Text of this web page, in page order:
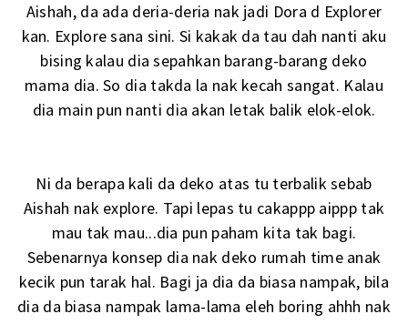
Aishah, da ada deria-deria nak jadi Dora d Explorer
kan. Explore sana sini. Si kakak da tau dah nanti aku
bising kalau dia sepahkan barang-barang deko
mama dia. So dia takda la nak kecah sangat. Kalau
dia main pun nanti dia akan letak balik elok-elok.
Ni da berapa kali da deko atas tu terbalik sebab
Aishah nak explore. Tapi lepas tu cakappp aippp tak
mau tak mau...dia pun paham kita tak bagi.
Sebenarnya konsep dia nak deko rumah time anak
kecik pun tarak hal. Bagi ja dia da biasa nampak, bila
dia da biasa nampak lama-lama eleh boring ahhh nak